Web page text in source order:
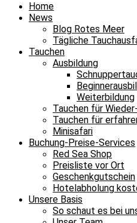
Home
News
Blog Rotes Meer
Tägliche
Tauchen
Ausbildung
Weiterbildung
Tauchen für
Tauchen für
Minisafari
Buchung-Preise-Services
Red Sea Shop
Preisliste vor Ort
Geschenkgutschein
Hotelabholung
Unsere Basis
So schaut es bei